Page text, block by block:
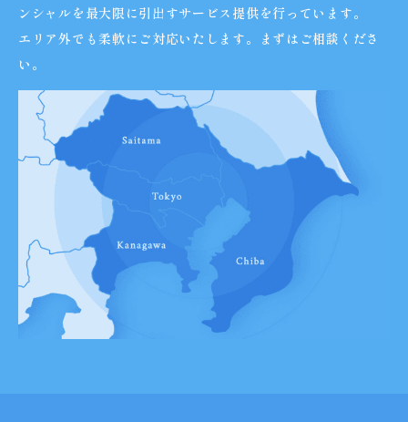
ンシャルを最大限に引出すサービス提供を行っています。
エリア外でも柔軟にご対応いたします。まずはご相談くださ
い。